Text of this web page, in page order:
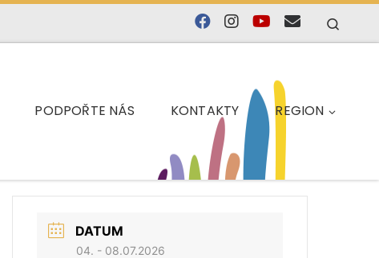
PODPOŘTE NÁS KONTAKTY REGION
DATUM
04. - 08.07.2026